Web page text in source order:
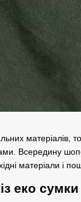
Всередину
матеріали і
еко сумки